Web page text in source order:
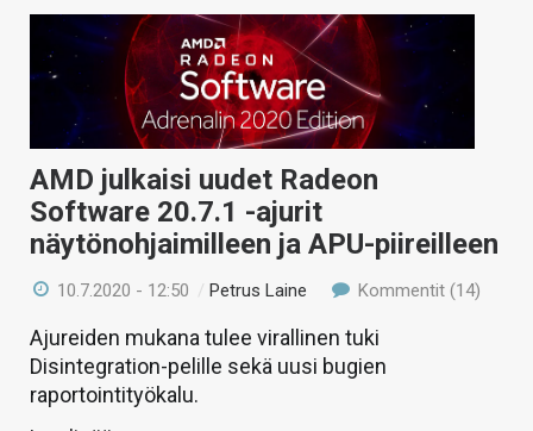
AMD julkaisi uudet Radeon
Software 20.7.1 -ajurit
näytönohjaimilleen ja APU-piireilleen
10.7.2020 - 12:50 /Petrus Laine Kommentit (14)
Ajureiden mukana tulee virallinen tuki
Disintegration-pelille sekä uusi bugien
raportointityökalu.